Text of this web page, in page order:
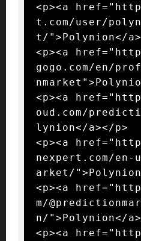
<p><a
t.com/user/
t/">Polynion</
<p><a
gogo.com/en/
<p><a
oud.com/
lynion</a></p>
<p><a
nexpert.com/en-
arket/
<p><a
m/
n/">Polynion</
<p><a